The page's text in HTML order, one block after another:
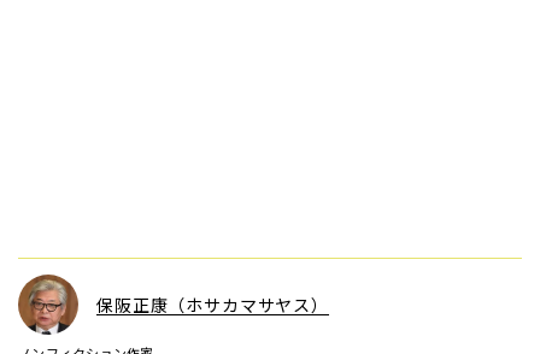
保阪正康（ホサカマサヤス）